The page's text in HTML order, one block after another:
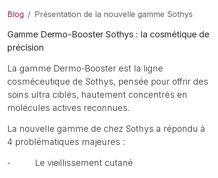
Blog Présentation de la nouvelle gamme Sothys
Gamme Dermo-Booster Sothys : la cosmétique de
précision
La gamme Dermo-Booster est la ligne
cosméceutique de Sothys, pensée pour offrir des
soins ultra ciblés, hautement concentrés en
molécules actives reconnues.
La nouvelle gamme de chez Sothys a répondu à
4 problématiques majeures :
- Le vieillissement cutané